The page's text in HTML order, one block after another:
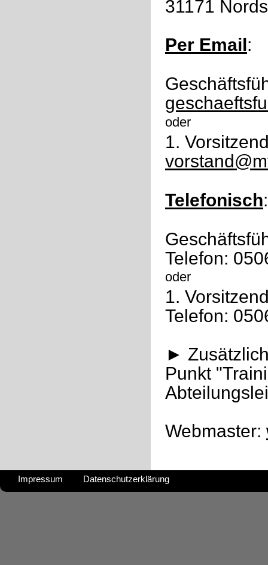
31171
Per Email:
oder
1.
Telefonisch:
Telefon:
oder
1.
Telefon:
►
Punkt
Webmaster:
Impressum Datenschutzerklärung